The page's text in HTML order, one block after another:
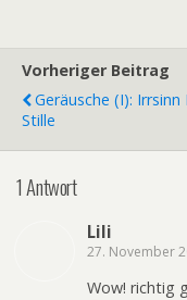
Vorheriger Beitrag
Geräusche (I): Irrsinn
Stille
1 Antwort
Lili
27. November
Wow! richtig